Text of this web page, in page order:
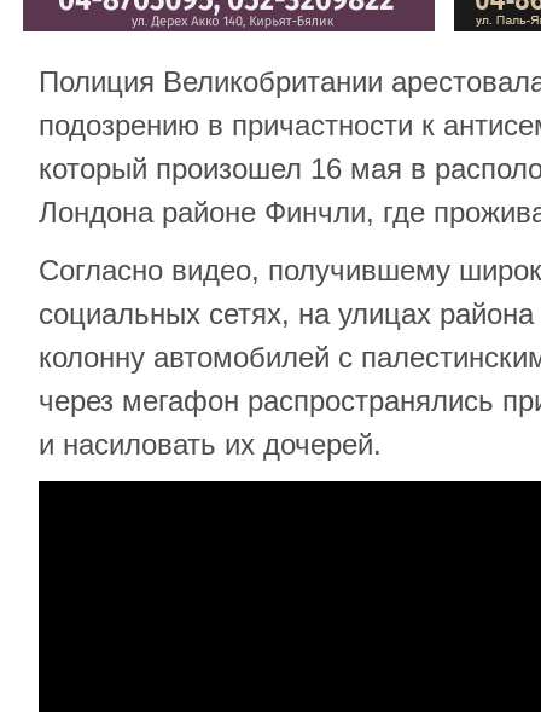
Полиция Великобритании
подозрению в причастности к
который произошел 16 мая в
Лондона районе Финчли, где
Согласно видео, получившему
социальных сетях, на улицах
колонну автомобилей с
через мегафон распространялись
и насиловать их дочерей.